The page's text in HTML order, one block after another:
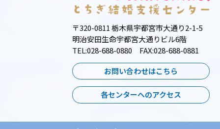
〒320-0811 栃木県宇都宮市大通り2-1-5
明治安田生命宇都宮大通りビル6階
TEL:028-688-0880 FAX:028-688-0881
お問い合わせはこちら
各センターへのアクセス